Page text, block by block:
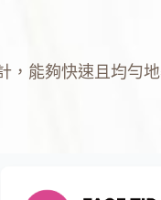
，能夠快速且均勻